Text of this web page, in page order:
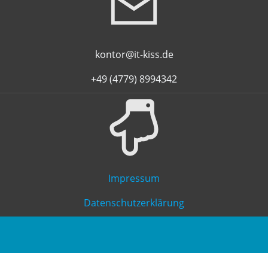
kontor@it-kiss.de
+49 (4779) 8994342
Impressum
Datenschutzerklärung